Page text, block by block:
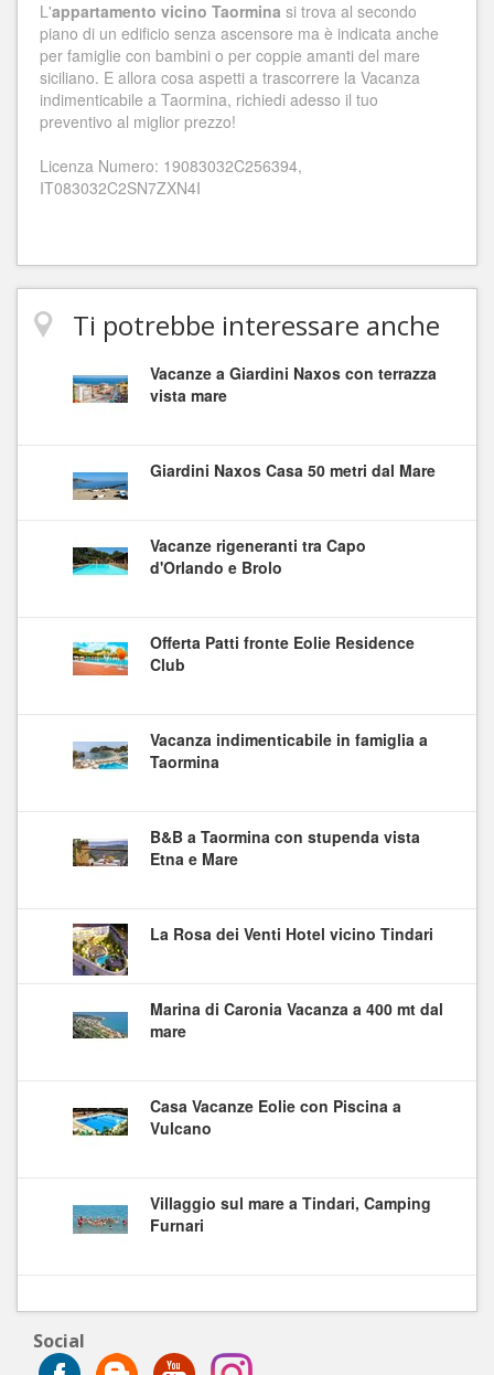
L'appartamento vicino Taormina si trova al secondo
piano di un edificio senza ascensore ma è indicata anche
per famiglie con bambini o per coppie amanti del mare
siciliano. E allora cosa aspetti a trascorrere la Vacanza
indimenticabile a Taormina, richiedi adesso il tuo
preventivo al miglior prezzo!
Licenza Numero: 19083032C256394,
IT083032C2SN7ZXN4I
Ti potrebbe interessare anche
Vacanze a Giardini Naxos con terrazza
vista mare
Giardini Naxos Casa 50 metri dal Mare
Vacanze rigeneranti tra Capo
d'Orlando e Brolo
Offerta Patti fronte Eolie Residence
Club
Vacanza indimenticabile in famiglia a
Taormina
B&B a Taormina con stupenda vista
Etna e Mare
La Rosa dei Venti Hotel vicino Tindari
Marina di Caronia Vacanza a 400 mt dal
mare
Casa Vacanze Eolie con Piscina a
Vulcano
Villaggio sul mare a Tindari, Camping
Furnari
Social